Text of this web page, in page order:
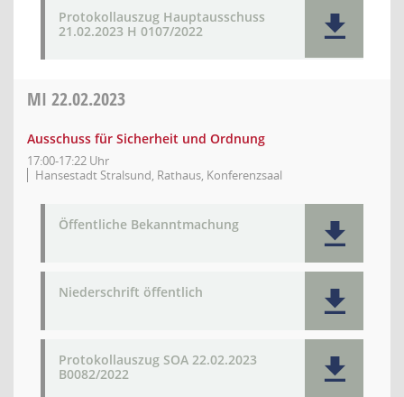
Protokollauszug Hauptausschuss
21.02.2023 H 0107/2022
MI 22.02.2023
Ausschuss für Sicherheit und Ordnung
17:00-17:22 Uhr
Hansestadt Stralsund, Rathaus, Konferenzsaal
Öffentliche Bekanntmachung
Niederschrift öffentlich
Protokollauszug SOA 22.02.2023
B0082/2022